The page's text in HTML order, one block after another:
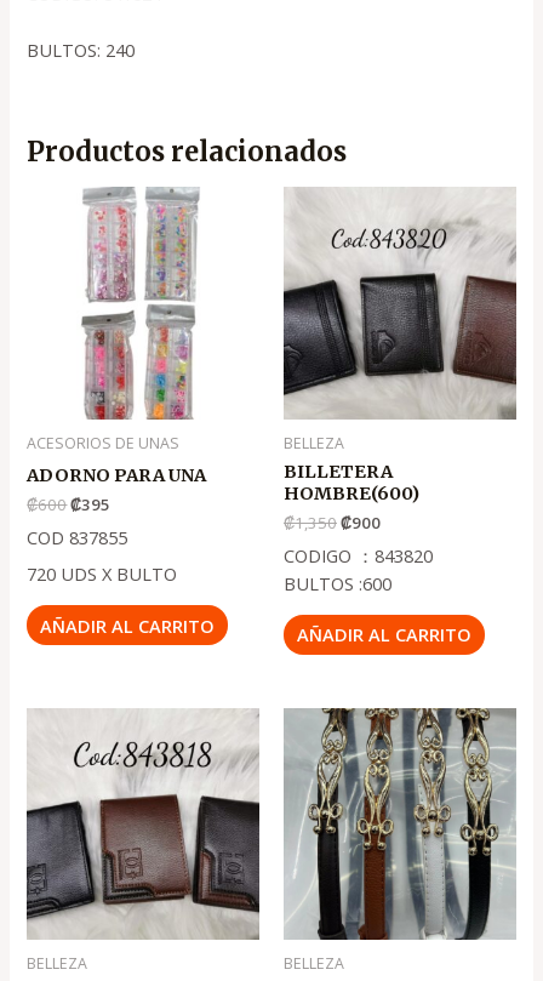
BULTOS: 240
Productos relacionados
ACESORIOS DE UNAS
ADORNO PARA UNA
₡600
El
precio
original
era:
₡600
₡395
El
precio
actual
es:
.
₡395
COD 837855
720 UDS X BULTO
AÑADIR AL CARRITO
BELLEZA
BILLETERA
HOMBRE(600)
₡1,350
original
₡1,350
₡900
actual
.
₡900
CODIGO ：843820
BULTOS :600
AÑADIR AL CARRITO
BELLEZA
precio
original
.
₡1,350
precio
actual
es:
.
₡900
BELLEZA
El
precio
original
era:
.
₡1,350
El
precio
actual
es:
.
₡950